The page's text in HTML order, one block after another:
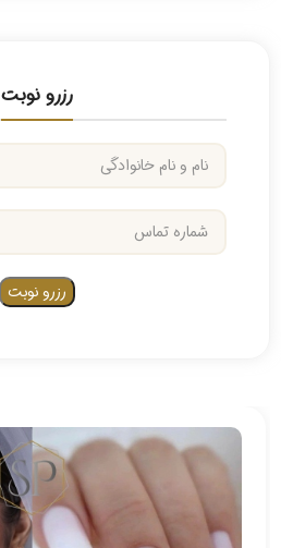
رزرو نوبت